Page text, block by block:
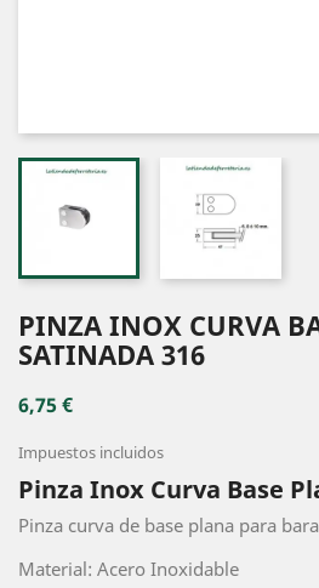
PINZA INOX CURVA
SATINADA 316
6,75 €
Impuestos incluidos
Pinza Inox Curva Base
Pinza curva de base plana para
Material: Acero Inoxidable